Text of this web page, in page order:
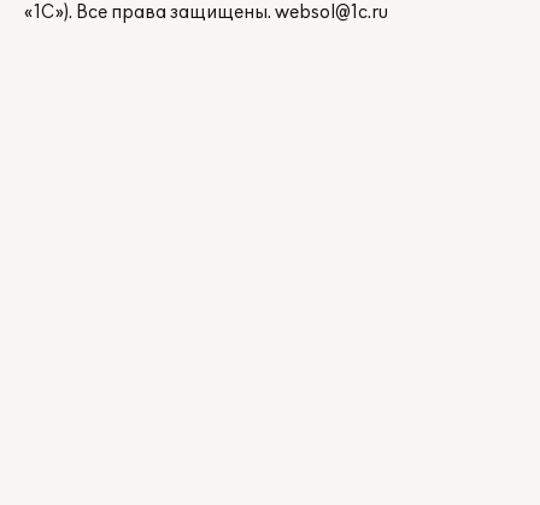
«1С»). Все права защищены. websol@1c.ru